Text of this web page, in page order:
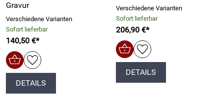
Gravur
Verschiedene Varianten
Sofort lieferbar
140,50 €*
DETAILS
Verschiedene Varianten
Sofort lieferbar
206,90 €*
DETAILS